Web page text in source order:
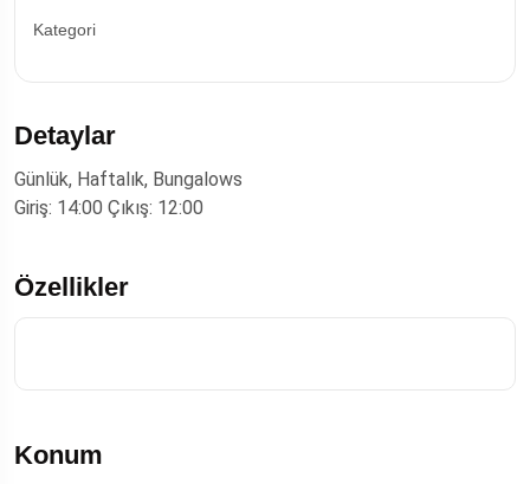
Kategori
Detaylar
Günlük, Haftalık, Bungalows
Giriş: 14:00 Çıkış: 12:00
Özellikler
Konum